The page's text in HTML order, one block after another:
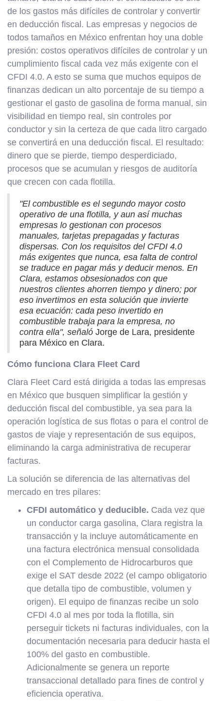
de los gastos más difíciles de controlar y convertir
en deducción fiscal. Las empresas y negocios de
todos tamaños en México enfrentan hoy una doble
presión: costos operativos difíciles de controlar y un
cumplimiento fiscal cada vez más exigente con el
CFDI 4.0. A esto se suma que muchos equipos de
finanzas dedican un alto porcentaje de su tiempo a
gestionar el gasto de gasolina de forma manual, sin
visibilidad en tiempo real, sin controles por
conductor y sin la certeza de que cada litro cargado
se convertirá en una deducción fiscal. El resultado:
dinero que se pierde, tiempo desperdiciado,
procesos que se acumulan y riesgos de auditoría
que crecen con cada flotilla.
"El combustible es el segundo mayor costo
operativo de una flotilla, y aun así muchas
empresas lo gestionan con procesos
manuales, tarjetas prepagadas y facturas
dispersas. Con los requisitos del CFDI 4.0
más exigentes que nunca, esa falta de control
se traduce en pagar más y deducir menos. En
Clara, estamos obsesionados con que
nuestros clientes ahorren tiempo y dinero; por
eso invertimos en esta solución que invierte
esa ecuación: cada peso invertido en
combustible trabaja para la empresa, no
contra ella", señaló Jorge de Lara, presidente
para México en Clara.
Cómo funciona Clara Fleet Card
Clara Fleet Card está dirigida a todas las empresas
en México que busquen simplificar la gestión y
deducción fiscal del combustible, ya sea para la
operación logística de sus flotas o para el control de
gastos de viaje y representación de sus equipos,
eliminando la carga administrativa de recuperar
facturas.
La solución se diferencia de las alternativas del
mercado en tres pilares:
CFDI automático y deducible. Cada vez que
un conductor carga gasolina, Clara registra la
transacción y la incluye automáticamente en
una factura electrónica mensual consolidada
con el Complemento de Hidrocarburos que
exige el SAT desde 2022 (el campo obligatorio
que detalla tipo de combustible, volumen y
origen). El equipo de finanzas recibe un solo
CFDI 4.0 al mes por toda la flotilla, sin
perseguir tickets ni facturas individuales, con la
documentación necesaria para deducir hasta el
100% del gasto en combustible.
Adicionalmente se genera un reporte
transaccional detallado para fines de control y
eficiencia operativa.